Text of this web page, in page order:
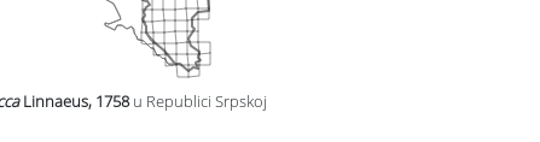
Linnaeus, 1758 u Republici Srpskoj